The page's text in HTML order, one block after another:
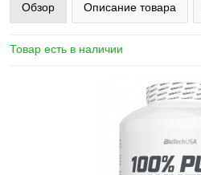
Обзор Описание товара
Товар есть в наличии